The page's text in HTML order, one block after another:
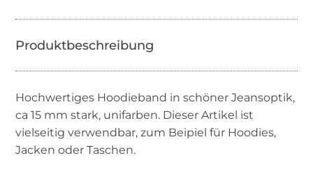
Hochwertiges Hoodieband in schöner Jeansoptik,
ca 15 mm stark, unifarben. Dieser Artikel ist
vielseitig verwendbar, zum Beipiel für Hoodies,
Jacken oder Taschen.